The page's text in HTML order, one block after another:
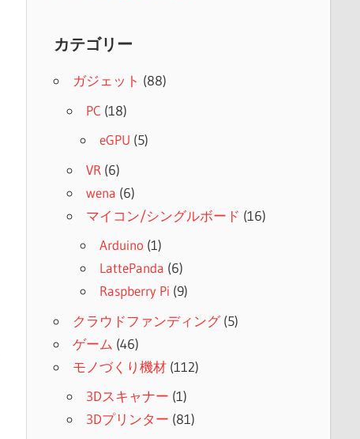
カテゴリー
ガジェット (88)
PC (18)
eGPU (5)
VR (6)
wena (6)
マイコン/シングルボード (16)
Arduino (1)
LattePanda (6)
Raspberry Pi (9)
クラウドファンディング(5)
ゲーム (46)
モノづくり機材(112)
3Dスキャナー (1)
3Dプリンター (81)